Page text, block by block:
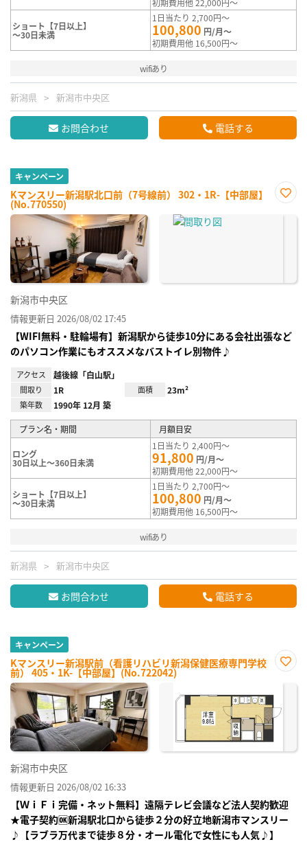
ショート【7日以上】
～30日未満
1日当たり 2,700円～
100,800 円/月～
初期費用他 16,500円～
wifiあり
新潟県 新潟市中央区
お問合わせ 電話する
キャンペーン
Kマンスリー新潟駅北口前（7号線前） 302・1R-【中部屋】
(No.770550)
に入
新潟市中央区
情報更新日 2026/08/02 17:45
【WIFI無料・駐輪場有】新潟駅から徒歩10分にある会社出張など
のパソコン作業にもオススメなバストイレ別物件♪
アクセス 越後線「白山駅」
間取り 1R 面積 23m²
築年数 1990年 12月 築
プラン名・期間 月額目安
ロング
30日以上～360日未満
1日当たり 2,400円～
91,800 円/月～
初期費用他 22,000円～
ショート【7日以上】
～30日未満
1日当たり 2,700円～
100,800 円/月～
初期費用他 16,500円～
wifiあり
新潟県 新潟市中央区
お問合わせ 電話する
キャンペーン
Kマンスリー新潟駅前（看護リハビリ新潟保健医療専門学校
前） 405・1K-【中部屋】(No.722042)
に入
録
新潟市中央区
情報更新日 2026/08/02 16:33
【ＷｉＦｉ完備・ネット無料】遠隔テレビ会議など法人契約歓迎
★電子契約🆗新潟駅北口から徒歩２分の好立地新潟市マンスリー
♪【ラブラ万代まで徒歩８分・オール電化で女性にも人気♪】